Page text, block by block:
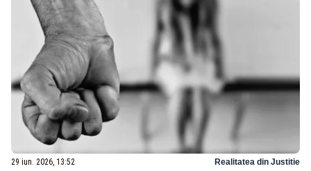
29 iun. 2026, 13:52 Realitatea din Justitie